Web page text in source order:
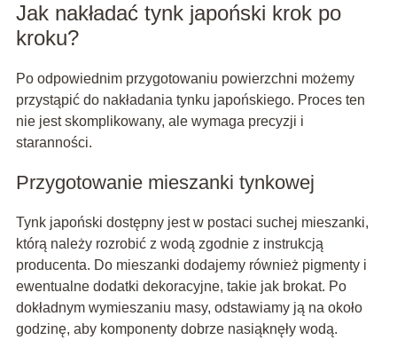
Jak nakładać tynk japoński krok po
kroku?
Po odpowiednim przygotowaniu powierzchni możemy
przystąpić do nakładania tynku japońskiego. Proces ten
nie jest skomplikowany, ale wymaga precyzji i
staranności.
Przygotowanie mieszanki tynkowej
Tynk japoński dostępny jest w postaci suchej mieszanki,
którą należy rozrobić z wodą zgodnie z instrukcją
producenta. Do mieszanki dodajemy również pigmenty i
ewentualne dodatki dekoracyjne, takie jak brokat. Po
dokładnym wymieszaniu masy, odstawiamy ją na około
godzinę, aby komponenty dobrze nasiąknęły wodą.